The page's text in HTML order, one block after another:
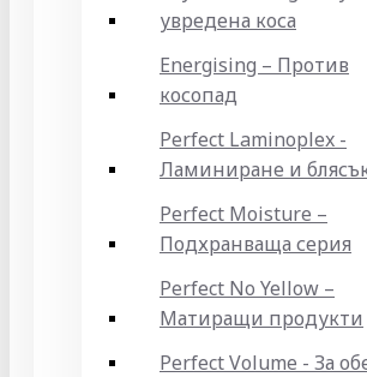
увредена коса
Energising – Против
косопад
Perfect Laminoplex -
Ламиниране и
Perfect Moisture –
Подхранваща серия
Perfect No Yellow –
Матиращи продукти
Perfect Volume - За